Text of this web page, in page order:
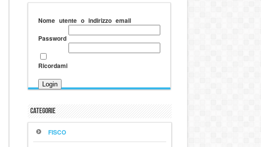
Nome utente o indirizzo email
Password
Ricordami
Categorie
FISCO